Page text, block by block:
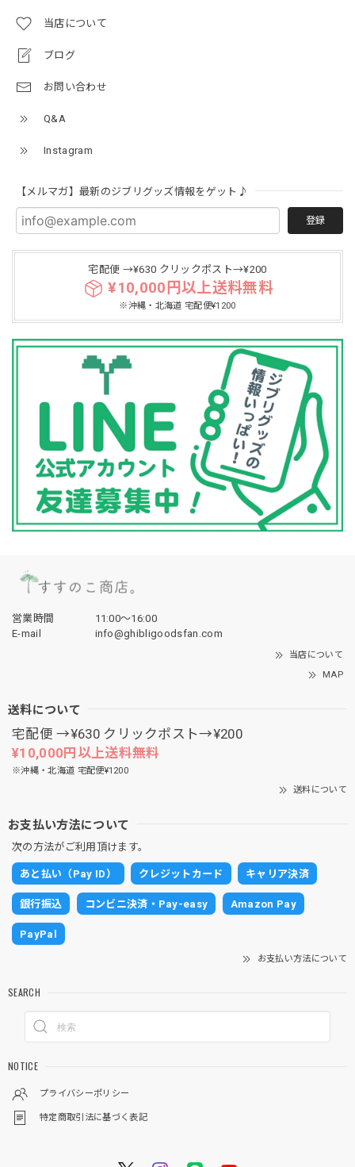
当店について
ブログ
お問い合わせ
Q&A
Instagram
【メルマガ】最新のジブリグッズ情報をゲット♪
登録
宅配便 →¥630 クリックポスト→¥200
¥10,000円以上送料無料
※沖縄・北海道 宅配便¥1200
営業時間
11:00〜16:00
E-mail
info@ghibligoodsfan.com
当店について
MAP
送料について
宅配便 →¥630 クリックポスト→¥200
¥10,000円以上送料無料
※沖縄・北海道 宅配便¥1200
送料について
お支払い方法について
次の方法がご利用頂けます。
あと払い（Pay ID） クレジットカード キャリア決済
銀行振込 コンビニ決済・Pay-easy Amazon Pay
PayPal
お支払い方法について
SEARCH
NOTICE
プライバシーポリシー
特定商取引法に基づく表記